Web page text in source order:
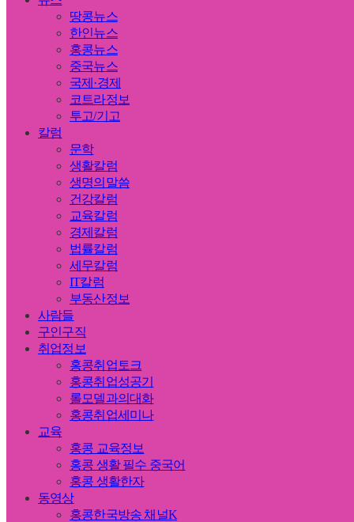
땅콩뉴스
한인뉴스
홍콩뉴스
중국뉴스
국제·경제
코트라정보
투고/기고
칼럼
문학
생활칼럼
생명의말씀
건강칼럼
교육칼럼
경제칼럼
법률칼럼
세무칼럼
IT칼럼
부동산정보
사람들
구인구직
취업정보
홍콩취업토크
홍콩취업성공기
롤모델과의대화
홍콩취업세미나
교육
홍콩 교육정보
홍콩 생활 필수 중국어
홍콩 생활한자
동영상
홍콩한국방송 채널K